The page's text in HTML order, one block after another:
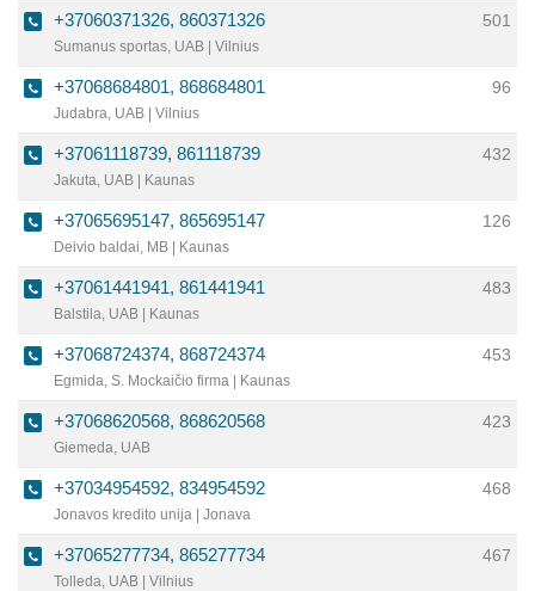
+37060371326, 860371326
Sumanus sportas, UAB | Vilnius
501
+37068684801, 868684801
Judabra, UAB | Vilnius
96
+37061118739, 861118739
Jakuta, UAB | Kaunas
432
+37065695147, 865695147
Deivio baldai, MB | Kaunas
126
+37061441941, 861441941
Balstila, UAB | Kaunas
483
+37068724374, 868724374
Egmida, S. Mockaičio firma | Kaunas
453
+37068620568, 868620568
Giemeda, UAB
423
+37034954592, 834954592
Jonavos kredito unija | Jonava
468
+37065277734, 865277734
Tolleda, UAB | Vilnius
467